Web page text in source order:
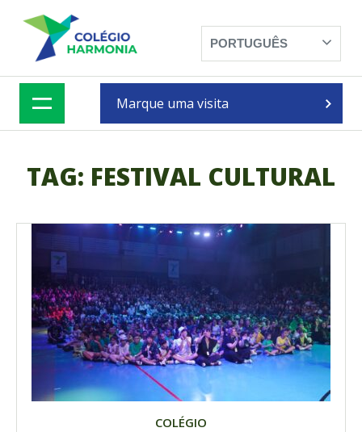
CONTENT
PORTUGUÊS
Marque uma visita
TAG: FESTIVAL CULTURAL
COLÉGIO